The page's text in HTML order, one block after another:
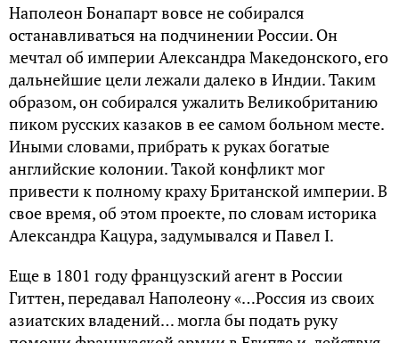
Наполеон Бонапарт вовсе не собирался
останавливаться на подчинении России. Он
мечтал об империи Александра Македонского, его
дальнейшие цели лежали далеко в Индии. Таким
образом, он собирался ужалить Великобританию
пиком русских казаков в ее самом больном месте.
Иными словами, прибрать к руках богатые
английские колонии. Такой конфликт мог
привести к полному краху Британской империи. В
свое время, об этом проекте, по словам историка
Александра Кацура, задумывался и Павел I.
Еще в 1801 году французский агент в России
Гиттен, передавал Наполеону «…Россия из своих
азиатских владений… могла бы подать руку